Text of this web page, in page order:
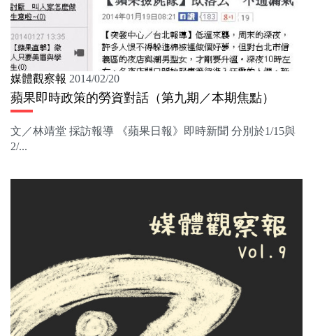
媒體觀察報 2014/02/20
蘋果即時政策的勞資對話（第九期／本期焦點）
文／林靖堂 採訪報導 《蘋果日報》即時新聞 分別於1/15與
2/...